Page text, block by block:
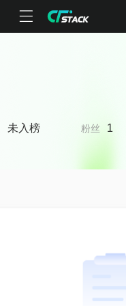
未入榜 粉丝 1